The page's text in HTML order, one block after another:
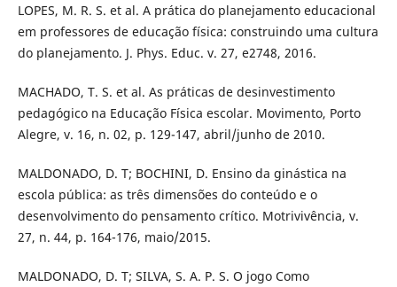
LOPES, M. R. S. et al. A prática do planejamento educacional
em professores de educação física: construindo uma cultura
do planejamento. J. Phys. Educ. v. 27, e2748, 2016.
MACHADO, T. S. et al. As práticas de desinvestimento
pedagógico na Educação Física escolar. Movimento, Porto
Alegre, v. 16, n. 02, p. 129-147, abril/junho de 2010.
MALDONADO, D. T; BOCHINI, D. Ensino da ginástica na
escola pública: as três dimensões do conteúdo e o
desenvolvimento do pensamento crítico. Motrivivência, v.
27, n. 44, p. 164-176, maio/2015.
MALDONADO, D. T; SILVA, S. A. P. S. O jogo Como